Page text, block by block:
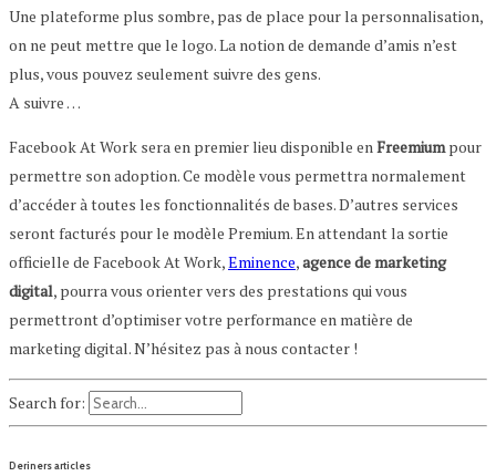
Une plateforme plus sombre, pas de place pour la personnalisation,
on ne peut mettre que le logo. La notion de demande d’amis n’est
plus, vous pouvez seulement suivre des gens.
A suivre …
Facebook At Work sera en premier lieu disponible enFreemiumpour
permettre son adoption. Ce modèle vous permettra normalement
d’accéder à toutes les fonctionnalités de bases. D’autres services
seront facturés pour le modèle Premium. En attendant la sortie
officielle de Facebook At Work,Eminence,agence de marketing
digital, pourra vous orienter vers des prestations qui vous
permettront d’optimiser votre performance en matière de
marketing digital. N’hésitez pas à nous contacter !
Search for:
Deriners articles